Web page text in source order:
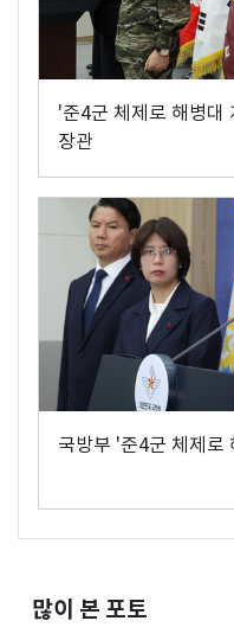
'준4군 체제로 해병대
장관
국방부 '준4군 체제로
많이 본 포토